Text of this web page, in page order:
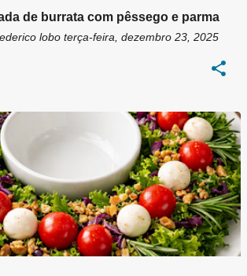
de burrata com pêssego e parma
lobo terça-feira, dezembro 23, 2025